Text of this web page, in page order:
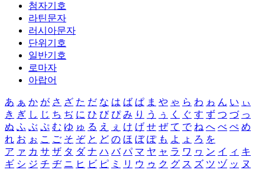
첨자기호
라틴문자
러시아문자
단위기호
일반기호
로마자
아랍어
あ ぁ か が さ ざ た だ な は ば ぱ ま や ゃ ら わ ゎ ん い ぃ
き ぎ し じ ち ぢ に ひ び ぴ み り う ぅ く ぐ す ず つ づ っ
ぬ ふ ぶ ぷ む ゆ ゅ る え ぇ け げ せ ぜ て で ね へ べ ぺ め
れ お ぉ こ ご そ ぞ と ど の ほ ぼ ぽ も よ ょ ろ を
ア ァ カ サ ザ タ ダ ナ ハ バ パ マ ヤ ャ ラ ワ ヮ ン イ ィ キ
ギ シ ジ チ ヂ ニ ヒ ビ ピ ミ リ ウ ゥ ク グ ス ズ ツ ヅ ッ ヌ